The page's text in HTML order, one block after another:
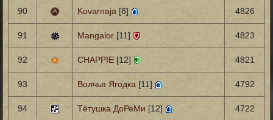
90 Kovarnaja [8] 4826
91 Mangalor [11] 4823
92 CHAPPIE [12] 4821
93 Волчья Ягодка [11] 4792
94 Тётушка ДоРеМи [12] 4722